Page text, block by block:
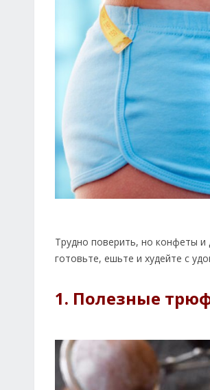
Трудно поверить, но конфеты и
готовьте, ешьте и худейте с
1. Полезные